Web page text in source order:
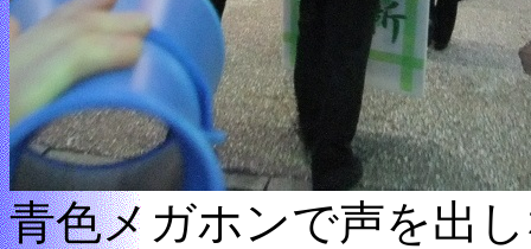
青色メガホンで声を出